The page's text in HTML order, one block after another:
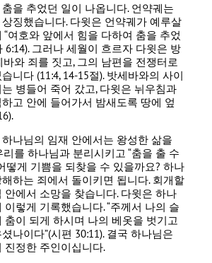
을 추었던 일이 나옵니다. 언약궤는
징했습니다. 다윗은 언약궤가 예루살
“여호와 앞에서 힘을 다하여 춤을 추었
6:14). 그러나 세월이 흐르자 다윗은 방
바와 죄를 짓고, 그의 남편을 전쟁터로
니다 (11:4, 14-15절). 밧세바와의 사이
병들어 죽어 갔고, 다윗은 뉘우침과
하고 안에 들어가서 밤새도록 땅에 엎
나님의 임재 안에서는 왕성한 삶을
를 하나님과 분리시키고 “춤을 출 수
떻게 기쁨을 되찾을 수 있을까요? 하나
하는 죄에서 돌이키면 됩니다. 회개할
안에서 소망을 찾습니다. 다윗은 하나
렇게 기록했습니다. “주께서 나의 슬
춤이 되게 하시며 나의 베옷을 벗기고
나이다”(시편 30:11). 결국 하나님은
진정한 주인이십니다.